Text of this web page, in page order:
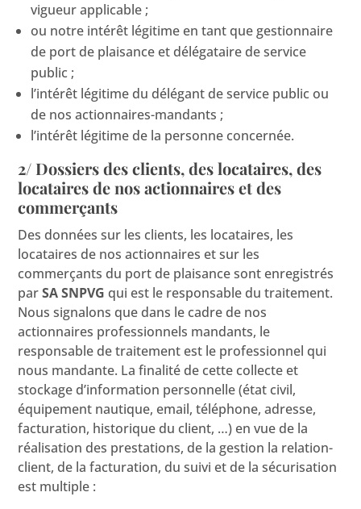
vigueur applicable ;
ou notre intérêt légitime en tant que gestionnaire
de port de plaisance et délégataire de service
public ;
l’intérêt légitime du délégant de service public ou
de nos actionnaires-mandants ;
l’intérêt légitime de la personne concernée.
2/ Dossiers des clients, des locataires, des
locataires de nos actionnaires et des
commerçants
Des données sur les clients, les locataires, les
locataires de nos actionnaires et sur les
commerçants du port de plaisance sont enregistrés
parSA SNPVG qui est le responsable du traitement.
Nous signalons que dans le cadre de nos
actionnaires professionnels mandants, le
responsable de traitement est le professionnel qui
nous mandante. La finalité de cette collecte et
stockage d’information personnelle (état civil,
équipement nautique, email, téléphone, adresse,
facturation, historique du client, …) en vue de la
réalisation des prestations, de la gestion la relation-
client, de la facturation, du suivi et de la sécurisation
est multiple :